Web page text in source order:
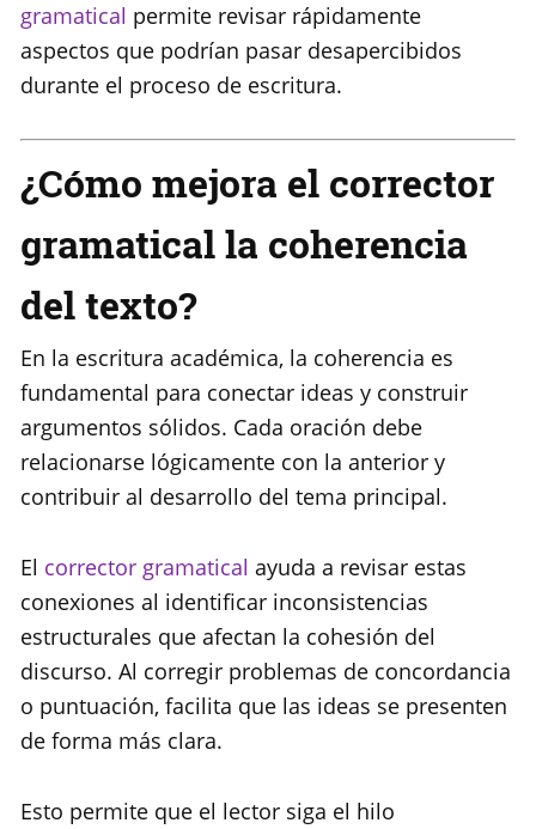
gramatical permite revisar rápidamente
aspectos que podrían pasar desapercibidos
durante el proceso de escritura.
¿Cómo mejora el corrector
gramatical la coherencia
del texto?
En la escritura académica, la coherencia es
fundamental para conectar ideas y construir
argumentos sólidos. Cada oración debe
relacionarse lógicamente con la anterior y
contribuir al desarrollo del tema principal.
El corrector gramatical ayuda a revisar estas
conexiones al identificar inconsistencias
estructurales que afectan la cohesión del
discurso. Al corregir problemas de concordancia
o puntuación, facilita que las ideas se presenten
de forma más clara.
Esto permite que el lector siga el hilo